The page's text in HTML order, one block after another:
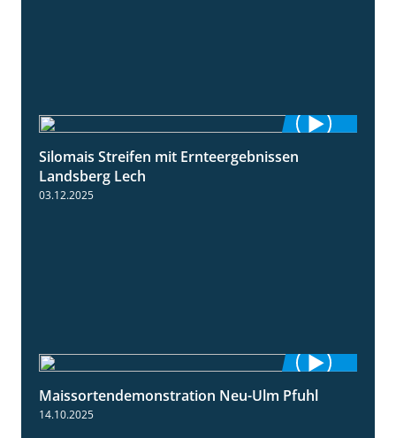
11:01
Silomais Streifen mit Ernteergebnissen
Landsberg Lech
03.12.2025
7:10
Maissortendemonstration Neu-Ulm Pfuhl
14.10.2025